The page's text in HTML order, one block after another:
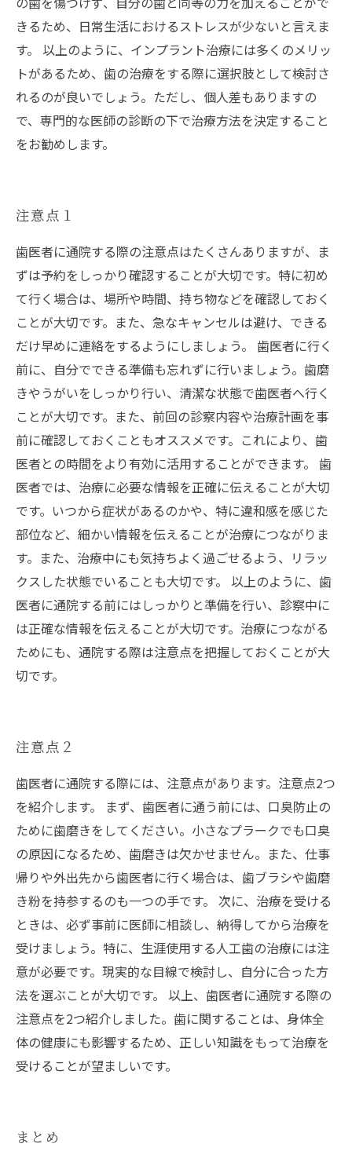
きるため、日常生活におけるストレスが少ないと言えま
す。 以上のように、インプラント治療には多くのメリッ
トがあるため、歯の治療をする際に選択肢として検討さ
れるのが良いでしょう。ただし、個人差もありますの
で、専門的な医師の診断の下で治療方法を決定すること
をお勧めします。
注意点１
歯医者に通院する際の注意点はたくさんありますが、ま
ずは予約をしっかり確認することが大切です。特に初め
て行く場合は、場所や時間、持ち物などを確認しておく
ことが大切です。また、急なキャンセルは避け、できる
だけ早めに連絡をするようにしましょう。 歯医者に行く
前に、自分でできる準備も忘れずに行いましょう。歯磨
きやうがいをしっかり行い、清潔な状態で歯医者へ行く
ことが大切です。また、前回の診察内容や治療計画を事
前に確認しておくこともオススメです。これにより、歯
医者との時間をより有効に活用することができます。 歯
医者では、治療に必要な情報を正確に伝えることが大切
です。いつから症状があるのかや、特に違和感を感じた
部位など、細かい情報を伝えることが治療につながりま
す。また、治療中にも気持ちよく過ごせるよう、リラッ
クスした状態でいることも大切です。 以上のように、歯
医者に通院する前にはしっかりと準備を行い、診察中に
は正確な情報を伝えることが大切です。治療につながる
ためにも、通院する際は注意点を把握しておくことが大
切です。
注意点２
歯医者に通院する際には、注意点があります。注意点2つ
を紹介します。 まず、歯医者に通う前には、口臭防止の
ために歯磨きをしてください。小さなプラークでも口臭
の原因になるため、歯磨きは欠かせません。また、仕事
帰りや外出先から歯医者に行く場合は、歯ブラシや歯磨
き粉を持参するのも一つの手です。 次に、治療を受ける
ときは、必ず事前に医師に相談し、納得してから治療を
受けましょう。特に、生涯使用する人工歯の治療には注
意が必要です。現実的な目線で検討し、自分に合った方
法を選ぶことが大切です。 以上、歯医者に通院する際の
注意点を2つ紹介しました。歯に関することは、身体全
体の健康にも影響するため、正しい知識をもって治療を
受けることが望ましいです。
まとめ